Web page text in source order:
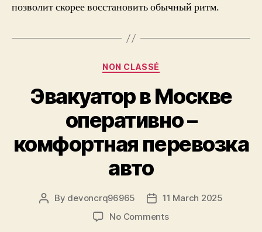
позволит скорее восстановить обычный ритм.
Categories
NON CLASSÉ
Эвакуатор в Москве
оперативно –
комфортная перевозка
авто
Post
By devoncrq96965
Post11 March 2025
No Commentson